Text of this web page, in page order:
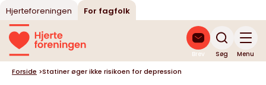
Hjerteforeningen For fagfolk
Søg
Brev Menu
Forside >Statiner øger ikke risikoen for depression